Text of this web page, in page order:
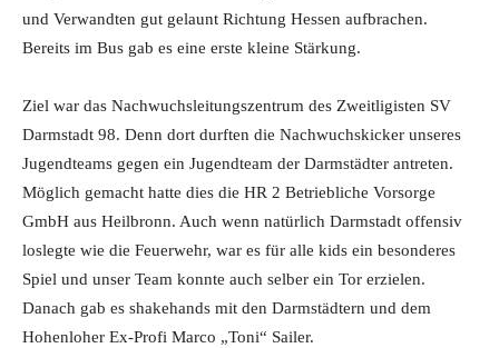
und Verwandten gut gelaunt Richtung Hessen aufbrachen.
Bereits im Bus gab es eine erste kleine Stärkung.
Ziel war das Nachwuchsleitungszentrum des Zweitligisten SV
Darmstadt 98. Denn dort durften die Nachwuchskicker unseres
Jugendteams gegen ein Jugendteam der Darmstädter antreten.
Möglich gemacht hatte dies die HR 2 Betriebliche Vorsorge
GmbH aus Heilbronn. Auch wenn natürlich Darmstadt offensiv
loslegte wie die Feuerwehr, war es für alle kids ein besonderes
Spiel und unser Team konnte auch selber ein Tor erzielen.
Danach gab es shakehands mit den Darmstädtern und dem
Hohenloher Ex-Profi Marco „Toni“ Sailer.